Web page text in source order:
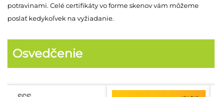
potravinami. Celé certifikáty vo forme skenov vám môžeme
poslať kedykoľvek na vyžiadanie.
Osvedčenie